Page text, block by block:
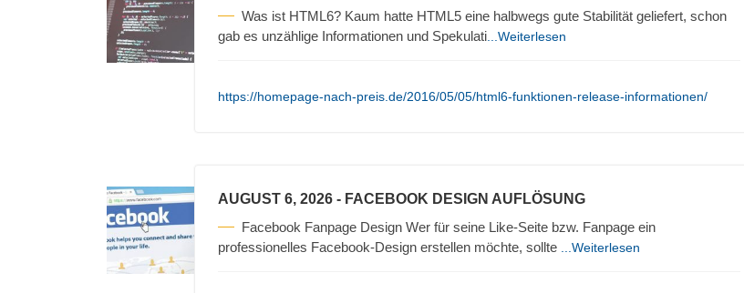
Was ist HTML6? Kaum hatte HTML5 eine halbwegs gute Stabilität geliefert, schon
gab es unzählige Informationen und Spekulati ...Weiterlesen
https://homepage-nach-preis.de/2016/05/05/html6-funktionen-release-informationen/
AUGUST 6, 2026 - FACEBOOK DESIGN AUFLÖSUNG
Facebook Fanpage Design Wer für seine Like-Seite bzw. Fanpage ein
professionelles Facebook-Design erstellen möchte, sollte
...Weiterlesen